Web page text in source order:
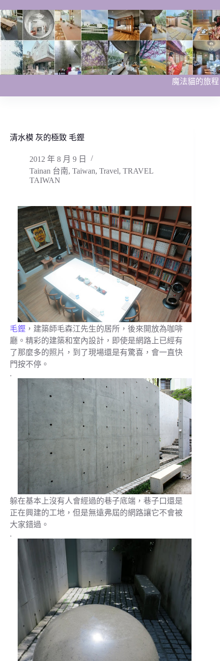
至
主
要
內
容
魔法貓的旅程
清水模 灰的極致 毛鏗
2012 年 8 月 9 日
Tainan 台南, Taiwan, Travel, TRAVEL
TAIWAN
毛鏗 ，建築師毛森江先生的居所，後來開放為咖啡
廳。精彩的建築和室內設計，即使是網路上已經有
了那麼多的照片，到了現場還是有驚喜，會一直快
門按不停。
.
躲在基本上沒有人會經過的巷子底端，巷子口還是
正在興建的工地，但是無遠弗屆的網路讓它不會被
大家錯過。
.